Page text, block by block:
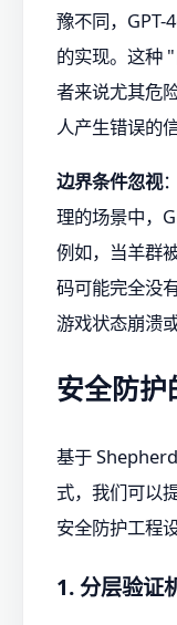
豫不同，GPT-
的实现。这种
者来说尤其危
人产生错误的
边界条件忽视
理的场景中，
例如，当羊群
码可能完全没
游戏状态崩溃
安全防护
基于
式，我们可以
安全防护工程
1. 分层验证